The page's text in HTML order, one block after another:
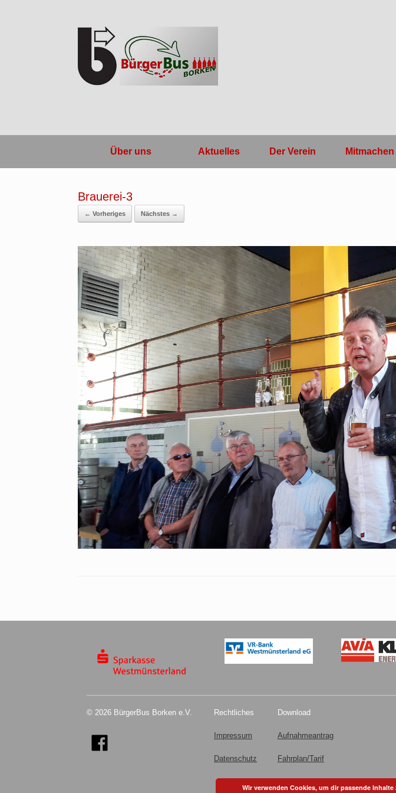
Über uns Aktuelles Der Verein Mitmachen
Brauerei-3
← Vorheriges Nächstes →
© 2026 BürgerBus Borken e.V. Rechtliches
Impressum
Datenschutz
Download
Aufnahmeantrag
Fahrplan/Tarif
Wir verwenden Cookies, um dir passende